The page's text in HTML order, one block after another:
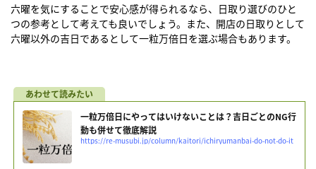
六曜を気にすることで安心感が得られるなら、日取り選びのひと
つの参考として考えても良いでしょう。また、開店の日取りとして
六曜以外の吉日であるとして一粒万倍日を選ぶ場合もあります。
一粒万倍日にやってはいけないことは？吉日ごとのNG行
動も併せて徹底解説
https://re-musubi.jp/column/kaitori/ichiryumanbai-do-not-do-it